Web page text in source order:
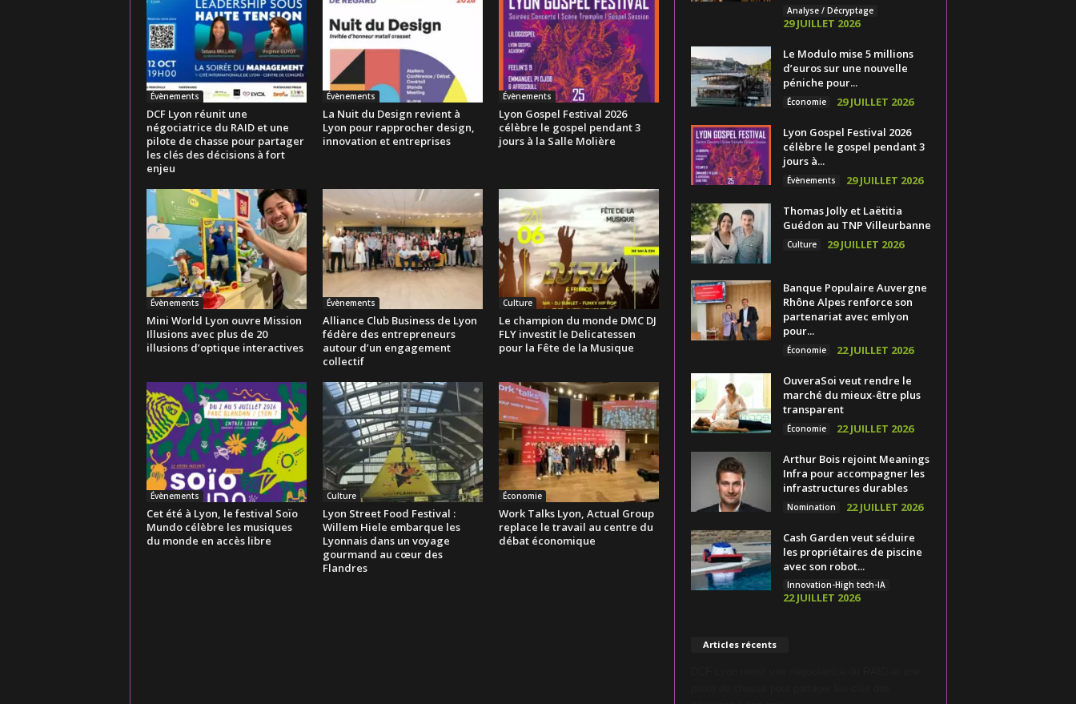
Évènements
DCF Lyon réunit une
négociatrice du RAID et une
pilote de chasse pour partager
les clés des décisions à fort
enjeu
Évènements
La Nuit du Design revient à
Lyon pour rapprocher design,
innovation et entreprises
Évènements
Lyon Gospel Festival 2026
célèbre le gospel pendant 3
jours à la Salle Molière
Évènements
Mini World Lyon ouvre Mission
Illusions avec plus de 20
illusions d’optique interactives
Évènements
Alliance Club Business de Lyon
fédère des entrepreneurs
autour d’un engagement
collectif
Culture
Le champion du monde DMC DJ
FLY investit le Delicatessen
pour la Fête de la Musique
Évènements
Cet été à Lyon, le festival Soïo
Mundo célèbre les musiques
du monde en accès libre
Culture
Lyon Street Food Festival :
Willem Hiele embarque les
Lyonnais dans un voyage
gourmand au cœur des
Flandres
Économie
Work Talks Lyon, Actual Group
replace le travail au centre du
débat économique
Analyse / Décryptage
29 JUILLET 2026
Le Modulo mise 5 millions
d’euros sur une nouvelle
péniche pour...
Économie 29 JUILLET 2026
Lyon Gospel Festival 2026
célèbre le gospel pendant 3
jours à...
Évènements 29 JUILLET 2026
Thomas Jolly et Laëtitia
Guédon au TNP Villeurbanne
Culture 29 JUILLET 2026
Banque Populaire Auvergne
Rhône Alpes renforce son
partenariat avec emlyon
pour...
Économie 22 JUILLET 2026
OuveraSoi veut rendre le
marché du mieux-être plus
transparent
Économie 22 JUILLET 2026
Arthur Bois rejoint Meanings
Infra pour accompagner les
infrastructures durables
Nomination 22 JUILLET 2026
Cash Garden veut séduire
les propriétaires de piscine
avec son robot...
Innovation-High tech-IA
22 JUILLET 2026
Articles récents